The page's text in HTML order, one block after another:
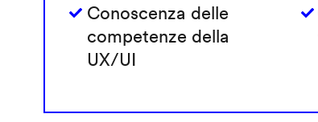
Conoscenza delle
competenze della
UX/UI